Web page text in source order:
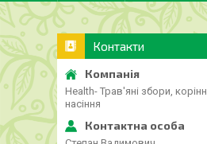
Контакти
Health- Трав'яні збори,
насіння